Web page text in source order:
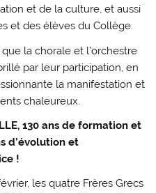
et de la culture, et aussi
et des élèves du Collège.
la chorale et l’orchestre
par leur participation, en
la manifestation et
chaleureux.
, 130 ans de formation et
d’évolution et
!
les quatre Frères Grecs